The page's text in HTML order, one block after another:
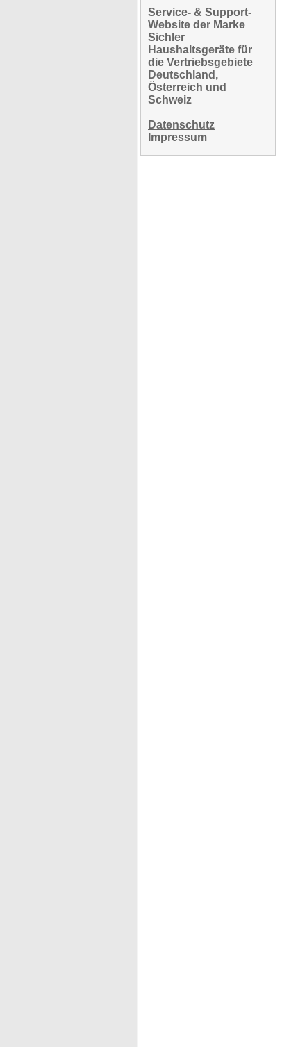
Service- & Support-
Website der Marke
Sichler
Haushaltsgeräte für
die Vertriebsgebiete
Deutschland,
Österreich und
Schweiz
Datenschutz
Impressum